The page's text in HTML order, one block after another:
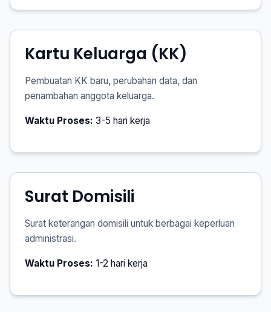
Kartu Keluarga (KK)
Pembuatan KK baru, perubahan data, dan
penambahan anggota keluarga.
Waktu Proses: 3-5 hari kerja
Surat Domisili
Surat keterangan domisili untuk berbagai keperluan
administrasi.
Waktu Proses: 1-2 hari kerja